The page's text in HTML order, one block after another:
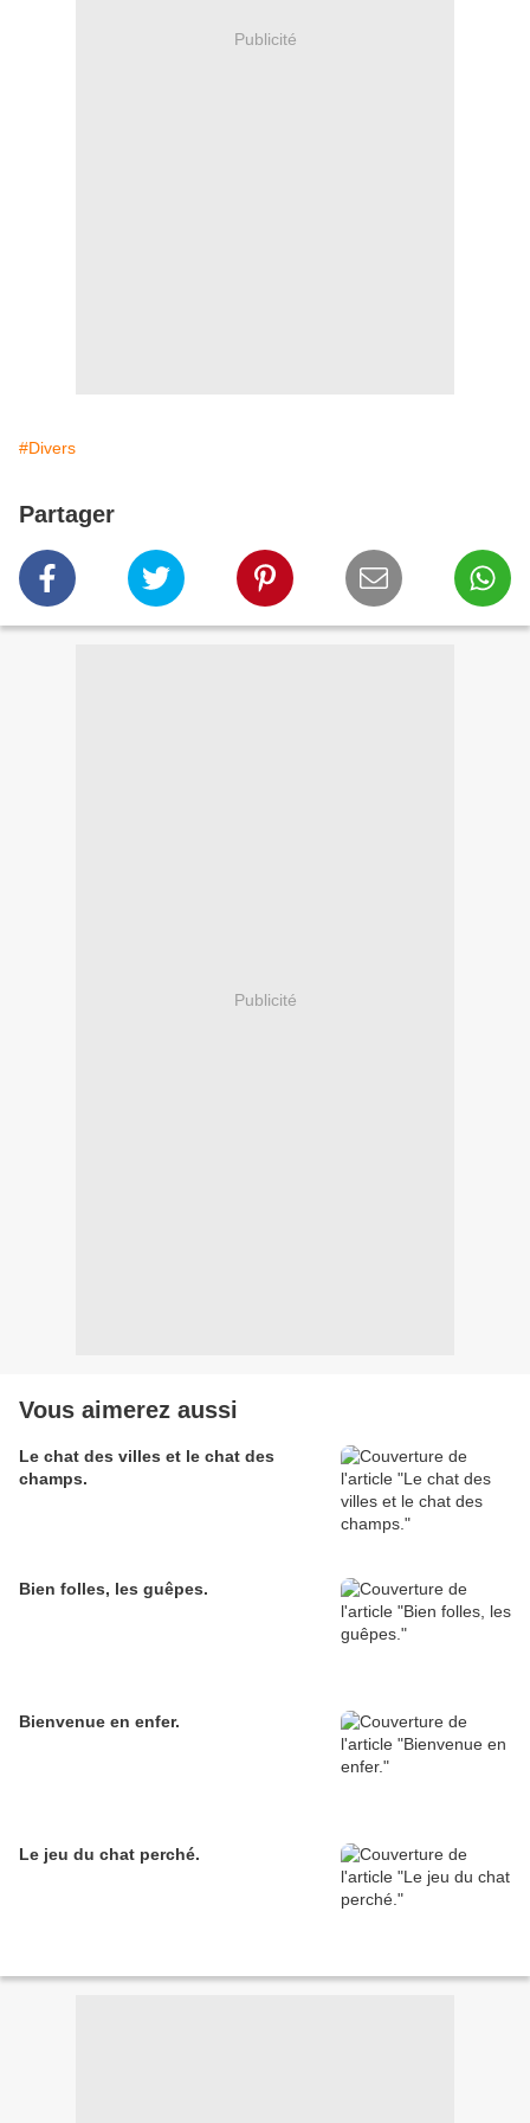
Publicité
#Divers
Partager
Publicité
Vous aimerez aussi
Le chat des villes et le chat des
champs.
Bien folles, les guêpes.
Bienvenue en enfer.
Le jeu du chat perché.